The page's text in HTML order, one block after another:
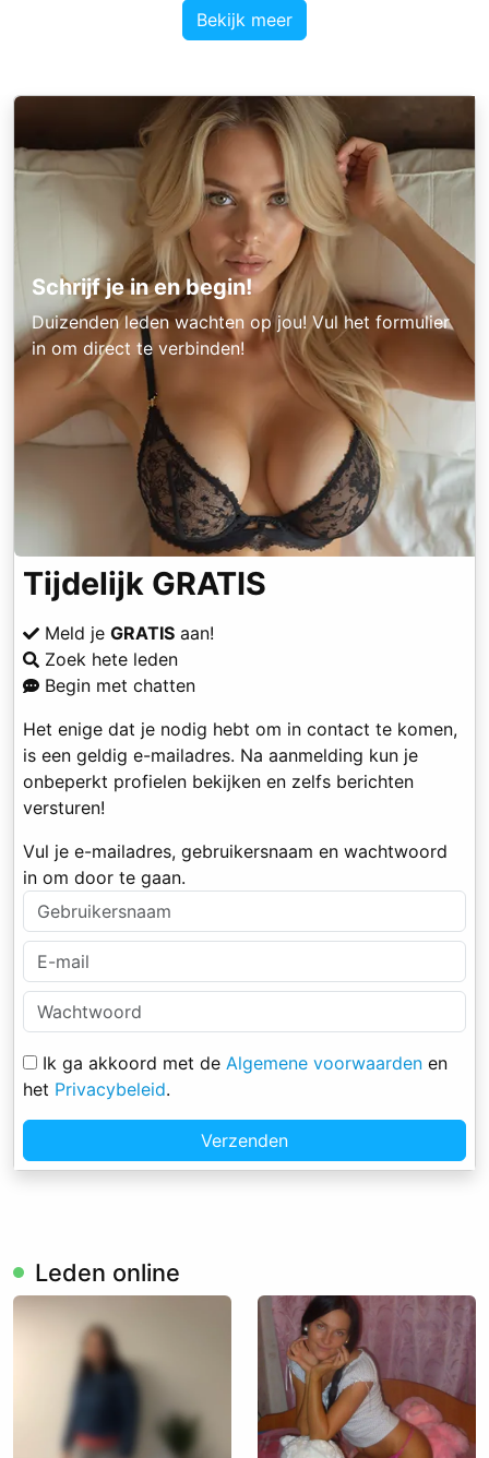
Bekijk meer
Schrijf je in en begin!
Duizenden leden wachten op jou! Vul het formulier
in om direct te verbinden!
Tijdelijk GRATIS
Meld je GRATIS aan!
Zoek hete leden
Begin met chatten
Het enige dat je nodig hebt om in contact te komen,
is een geldig e-mailadres. Na aanmelding kun je
onbeperkt profielen bekijken en zelfs berichten
versturen!
Vul je e-mailadres, gebruikersnaam en wachtwoord
in om door te gaan.
Ik ga akkoord met de Algemene voorwaarden en
het Privacybeleid.
Verzenden
Leden online